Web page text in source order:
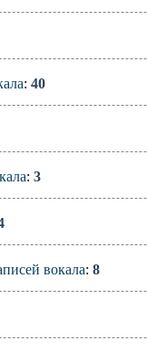
: 40
: 3
вокала: 8